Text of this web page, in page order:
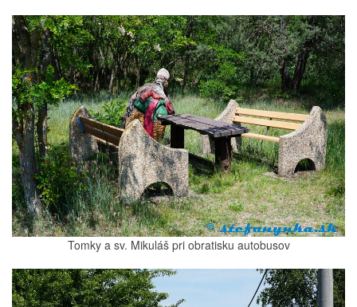
Tomky a sv. Mikuláš pri obratisku autobusov